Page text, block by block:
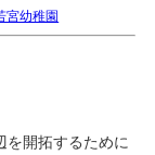
宮幼稚園
を開拓するために